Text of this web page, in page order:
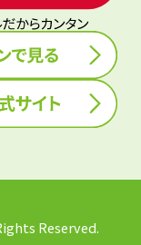
Reserved.